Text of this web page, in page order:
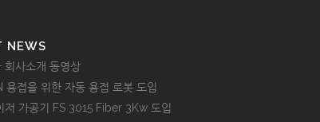
NEWS
회사소개 동영상
용접을 위한 자동 용접 로봇 도입
저 가공기 FS 3015 Fiber 3Kw 도입